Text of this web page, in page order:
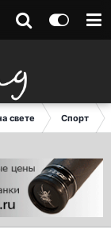
свете Спорт